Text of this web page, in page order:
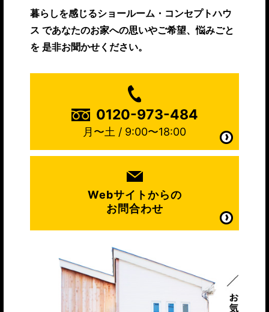
暮らしを感じるショールーム・コンセプトハウ
ス であなたのお家への思いやご希望、悩みごと
を 是非お聞かせください。
0120-973-484
月〜土 / 9:00〜18:00
Webサイトからの
お問合わせ